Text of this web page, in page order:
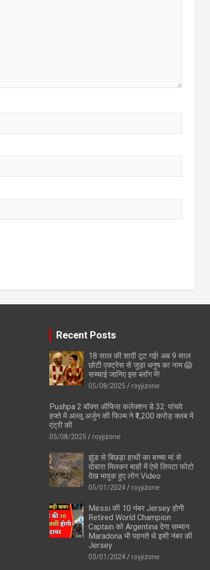
दिन में ज्यादा सोने वाले
जरूर पढ़ें / Those who
sleep more during
the day must read
जिंदगी बदलने के 5 नियम /
5 Rules To Change
Life
Recent Posts
18 साल की शादी टूट गई! अब 9 साल
छोटी एक्ट्रेस से जुड़ा धनुष का नाम 😱
सच्चाई जानिए इस ब्लॉग में!
05/08/2025 royjizone
Pushpa 2 बॉक्स ऑफिस कलेक्शन डे 32: पांचवे
हफ्ते में अल्लू अर्जुन की फिल्म ने ₹1,200 करोड़ क्लब में
एंट्री की
05/08/2025 royjizone
झुंड से बिछड़ा हाथी का बच्चा मां से
दोबारा मिलकर बाहों में ऐसे लिपटा फोटो
देख भावुक हुए लोग Video
05/01/2024 royjizone
Messi की 10 नंबर Jersey होगी
Retired World Champion
Captain को Argentina देगा सम्मान
Maradona भी पहनते थे इसी नंबर की
Jersey
03/01/2024 royjizone